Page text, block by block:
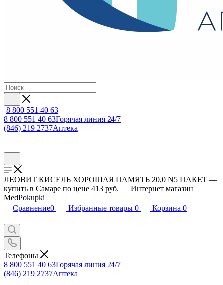
8 800 551 40 63
8 800 551 40 63Горячая линия 24/7
(846) 219 2737Аптека
ЛЕОВИТ КИСЕЛЬ ХОРОШАЯ ПАМЯТЬ 20,0 N5 ПАКЕТ —
купить в Самаре по цене 413 руб. 🔸 Интернет магазин
MedPokupki
Сравнение0 Избранные товары 0 Корзина 0
Телефоны
8 800 551 40 63Горячая линия 24/7
(846) 219 2737Аптека